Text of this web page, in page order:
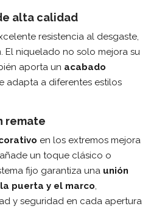
alta calidad
resistencia al desgaste,
El niquelado no solo mejora su
aporta un acabado
adapta a diferentes estilos
remate
en los extremos mejora
un toque clásico o
fijo garantiza una unión
puerta y el marco,
y seguridad en cada apertura